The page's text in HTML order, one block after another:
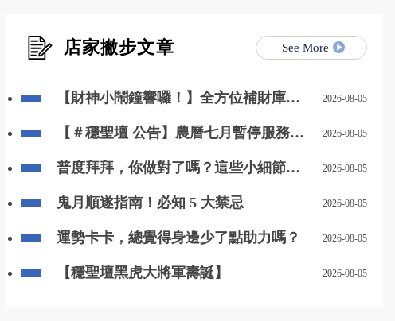
店家撇步文章 See More
【財神小鬧鐘響囉！】全方位補財庫幫
2026-08-05
【＃穩聖壇 公告】農曆七月暫停服務通
2026-08-05
普度拜拜，你做對了嗎？這些小細節別
2026-08-05
鬼月順遂指南！必知 5 大禁忌 2026-08-05
運勢卡卡，總覺得身邊少了點助力嗎？ 2026-08-05
【穩聖壇黑虎大將軍壽誕】 2026-08-05